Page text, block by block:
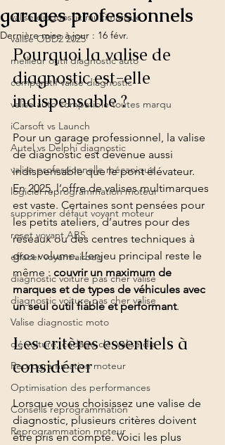
valise diagnostic multimarque
valise OBD2 2025
meilleur outil diagnostic auto
comparatif valise diagnostic
valise auto compatible toutes marqu
iCarsoft vs Launch
Autel vs Delphi diagnostic
valise professionnelle mécanique
logiciel reprogrammation moteur
supprimer défaut voyant moteur
reset voyant ABS
effacer voyant airbag
diagnostic voiture pas cher valise
diagnostic voiture pas cher valise
Valise diagnostic moto
clé voiture, codage clé, valise dia
Reprogrammation moteur
Optimisation des performances
Conseils reprogrammation
Reprogrammation moteur
garages professionnels
Dernière mise à jour : 16 févr.
Pourquoi la valise de
diagnostic est-elle
indispensable ?
Pour un garage professionnel, la valise
de diagnostic est devenue aussi
indispensable que le pont élévateur.
En 2025, l’offre de valises multimarques
est vaste. Certaines sont pensées pour
les petits ateliers, d’autres pour des
réseaux ou des centres techniques à
gros volume. L’enjeu principal reste le
même : couvrir un maximum de
marques et de types de véhicules avec
un seul outil fiable et performant.
Les critères essentiels à
considérer
Lorsque vous choisissez une valise de
diagnostic, plusieurs critères doivent
être pris en compte. Voici les plus